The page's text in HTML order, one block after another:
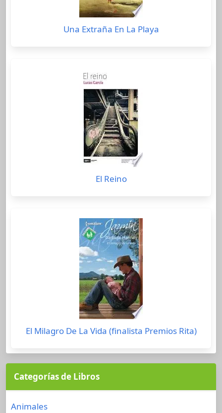
Una Extraña En La Playa
El Reino
El Milagro De La Vida (finalista Premios Rita)
Categorías de Libros
Animales